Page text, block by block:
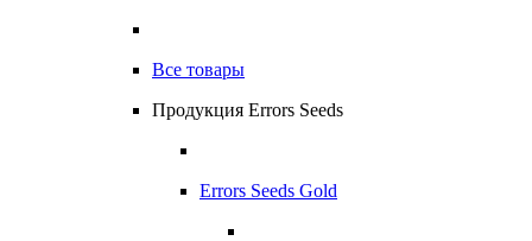
Все товары
Продукция Errors Seeds
Errors Seeds Gold